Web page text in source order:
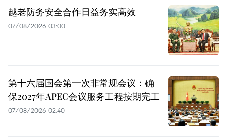
越老防务安全合作日益务实高效
07/08/2026 03:00
第十六届国会第一次非常规会议：确
保2027年APEC会议服务工程按期完工
07/08/2026 02:40